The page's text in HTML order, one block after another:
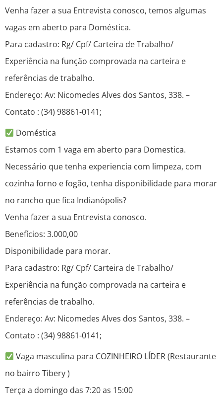
Venha fazer a sua Entrevista conosco, temos algumas
vagas em aberto para Doméstica.
Para cadastro: Rg/ Cpf/ Carteira de Trabalho/
Experiência na função comprovada na carteira e
referências de trabalho.
Endereço: Av: Nicomedes Alves dos Santos, 338. –
Contato : (34) 98861-0141;
Doméstica
Estamos com 1 vaga em aberto para Domestica.
Necessário que tenha experiencia com limpeza, com
cozinha forno e fogão, tenha disponibilidade para morar
no rancho que fica Indianópolis?
Venha fazer a sua Entrevista conosco.
Benefícios: 3.000,00
Disponibilidade para morar.
Para cadastro: Rg/ Cpf/ Carteira de Trabalho/
Experiência na função comprovada na carteira e
referências de trabalho.
Endereço: Av: Nicomedes Alves dos Santos, 338. –
Contato : (34) 98861-0141;
Vaga masculina para COZINHEIRO LÍDER (Restaurante
no bairro Tibery )
Terça a domingo das 7:20 as 15:00